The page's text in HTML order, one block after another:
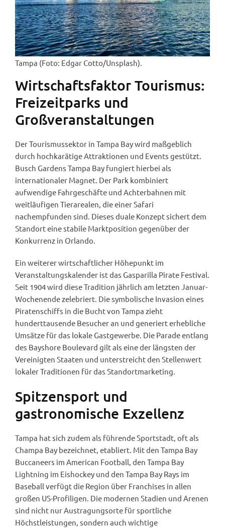
Tampa (Foto: Edgar Cotto/Unsplash).
Wirtschaftsfaktor Tourismus:
Freizeitparks und
Großveranstaltungen
Der Tourismussektor in Tampa Bay wird maßgeblich
durch hochkarätige Attraktionen und Events gestützt.
Busch Gardens Tampa Bay fungiert hierbei als
internationaler Magnet. Der Park kombiniert
aufwendige Fahrgeschäfte und Achterbahnen mit
weitläufigen Tierarealen, die einer Safari
nachempfunden sind. Dieses duale Konzept sichert dem
Standort eine stabile Marktposition gegenüber der
Konkurrenz in Orlando.
Ein weiterer wirtschaftlicher Höhepunkt im
Veranstaltungskalender ist das Gasparilla Pirate Festival.
Seit 1904 wird diese Tradition jährlich am letzten Januar-
Wochenende zelebriert. Die symbolische Invasion eines
Piratenschiffs in die Bucht von Tampa zieht
hunderttausende Besucher an und generiert erhebliche
Umsätze für das lokale Gastgewerbe. Die Parade entlang
des Bayshore Boulevard gilt als eine der längsten der
Vereinigten Staaten und unterstreicht den Stellenwert
lokaler Traditionen für das Standortmarketing.
Spitzensport und
gastronomische Exzellenz
Tampa hat sich zudem als führende Sportstadt, oft als
Champa Bay bezeichnet, etabliert. Mit den Tampa Bay
Buccaneers im American Football, den Tampa Bay
Lightning im Eishockey und den Tampa Bay Rays im
Baseball verfügt die Region über Franchises in allen
großen US-Profiligen. Die modernen Stadien und Arenen
sind nicht nur Austragungsorte für sportliche
Höchstleistungen, sondern auch wichtige